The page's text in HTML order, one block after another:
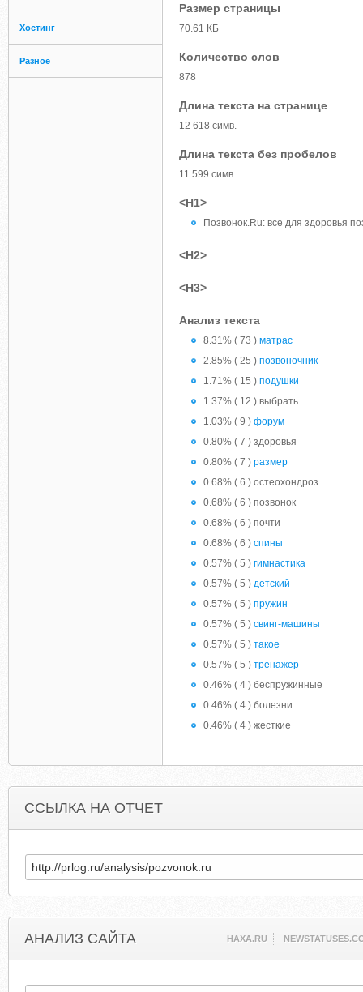
Хостинг
Разное
Размер страницы
70.61 КБ
Количество слов
878
Длина текста на странице
12 618 симв.
Длина текста без пробелов
11 599 симв.
<H1>
Позвонок.Ru: все для здоровья
<H2>
<H3>
Анализ текста
8.31% ( 73 ) матрас
2.85% ( 25 ) позвоночник
1.71% ( 15 ) подушки
1.37% ( 12 ) выбрать
1.03% ( 9 ) форум
0.80% ( 7 ) здоровья
0.80% ( 7 ) размер
0.68% ( 6 ) остеохондроз
0.68% ( 6 ) позвонок
0.68% ( 6 ) почти
0.68% ( 6 ) спины
0.57% ( 5 ) гимнастика
0.57% ( 5 ) детский
0.57% ( 5 ) пружин
0.57% ( 5 ) свинг-машины
0.57% ( 5 ) такое
0.57% ( 5 ) тренажер
0.46% ( 4 ) беспружинные
0.46% ( 4 ) болезни
0.46% ( 4 ) жесткие
ССЫЛКА НА ОТЧЕТ
АНАЛИЗ САЙТА HAXA.RU